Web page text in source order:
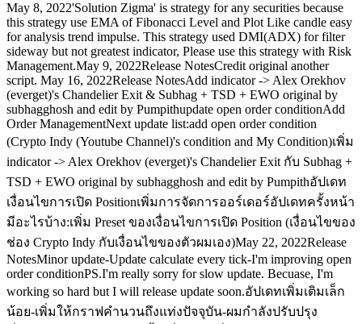
May 8, 2022'Solution Zigma' is strategy for any securities because
this strategy use EMA of Fibonacci Level and Plot Like candle easy
for analysis trend impulse. This strategy used DMI(ADX) for filter
sideway but not greatest indicator, Please use this strategy with Risk
Management.May 9, 2022Release NotesCredit original another
script. May 16, 2022Release NotesAdd indicator -> Alex Orekhov
(everget)'s Chandelier Exit & Subhag + TSD + EWO original by
subhagghosh and edit by Pumpithupdate open order conditionAdd
Order ManagementNext update list:add open order condition
(Crypto Indy (Youtube Channel)'s condition and My Condition)เพิ่ม
indicator -> Alex Orekhov (everget)'s Chandelier Exit กับ Subhag +
TSD + EWO original by subhagghosh and edit by Pumpithอัปเดท
เงื่อนไขการเปิด Positionเพิ่มการจัดการออร์เดอร์อัปเดทครั้งหน้า
มีอะไรบ้าง:เพิ่ม Preset ของเงื่อนไขการเปิด Position (เงื่อนไขของ
ช่อง Crypto Indy กับเงื่อนไขของตัวผมเอง)May 22, 2022Release
NotesMinor update-Update calculate every tick-I'm improving open
order conditionPS.I'm really sorry for slow update. Becuase, I'm
working so hard but I will release update soon.อัปเดทเพิ่มเติมเล็ก
น้อย-เพิ่มให้กราฟคำนวนถึงแท่งปัจจุบัน-ผมกำลังปรับปรุง